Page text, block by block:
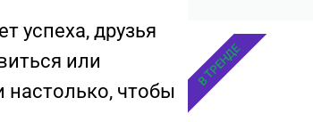
успеха, друзья
или
настолько, чтобы
В ТРЕНДЕ